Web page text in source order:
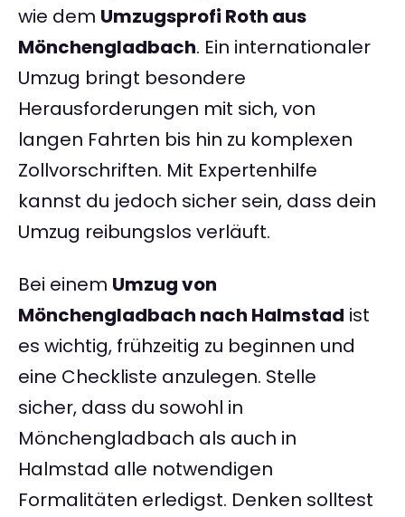
wie dem Umzugsprofi Roth aus
Mönchengladbach. Ein internationaler
Umzug bringt besondere
Herausforderungen mit sich, von
langen Fahrten bis hin zu komplexen
Zollvorschriften. Mit Expertenhilfe
kannst du jedoch sicher sein, dass dein
Umzug reibungslos verläuft.
Bei einem Umzug von
Mönchengladbach nach Halmstad ist
es wichtig, frühzeitig zu beginnen und
eine Checkliste anzulegen. Stelle
sicher, dass du sowohl in
Mönchengladbach als auch in
Halmstad alle notwendigen
Formalitäten erledigst. Denken solltest